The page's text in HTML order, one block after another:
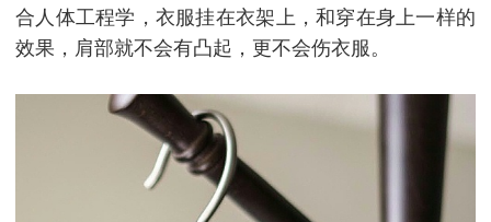
合人体工程学，衣服挂在衣架上，和穿在身上一样的
效果，肩部就不会有凸起，更不会伤衣服。